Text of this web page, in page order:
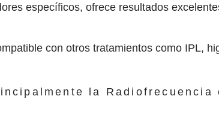
específicos, ofrece resultados
con otros tratamientos como IPL,
la Radiofrecuencia